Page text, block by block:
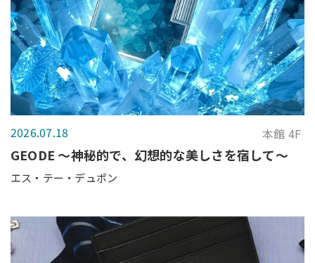
2026.07.18 本館 4F
GEODE ～神秘的で、幻想的な美しさを宿して～
エス・テー・デュポン